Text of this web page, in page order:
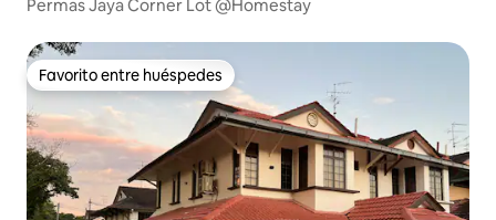
Permas Jaya Corner Lot @Homestay
Favorito entre huéspedes
Favorito entre huéspedes